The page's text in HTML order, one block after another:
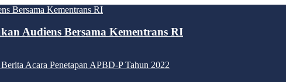
Audiens Bersama Kementrans RI